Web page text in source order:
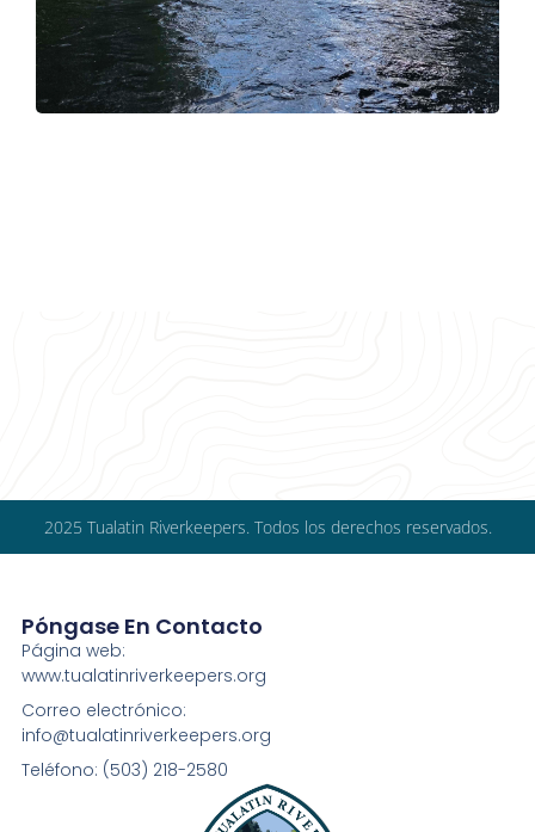
2025 Tualatin Riverkeepers. Todos los derechos reservados.
Póngase En Contacto
Página web:
www.tualatinriverkeepers.org
Correo electrónico:
info@tualatinriverkeepers.org
Teléfono: (503) 218-2580